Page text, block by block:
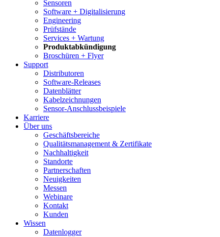
Sensoren
Software + Digitalisierung
Engineering
Prüfstände
Services + Wartung
Produktabkündigung
Broschüren + Flyer
Support
Distributoren
Software-Releases
Datenblätter
Kabel­zeichnungen
Sensor-Anschluss­beispiele
Karriere
Über uns
Geschäftsbereiche
Qualitätsmanagement & Zertifikate
Nachhaltigkeit
Standorte
Partnerschaften
Neuigkeiten
Messen
Webinare
Kontakt
Kunden
Wissen
Datenlogger